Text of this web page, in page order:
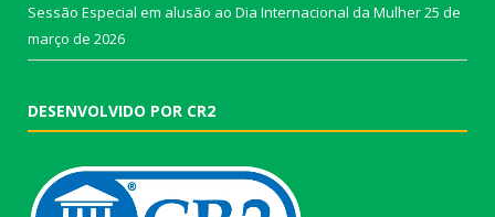
Sessão Especial em alusão ao Dia Internacional da Mulher25 de
março de 2026
DESENVOLVIDO POR CR2